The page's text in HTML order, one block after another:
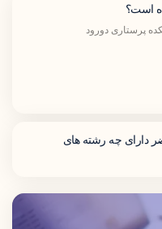
است؟
پرستاری دورود
دارای چه رشته های